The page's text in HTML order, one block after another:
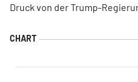
Druck von der Trump-